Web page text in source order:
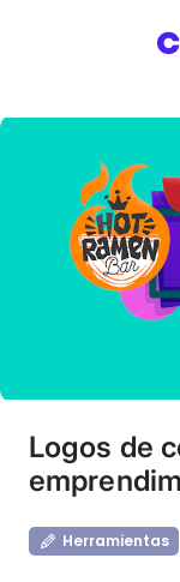
Logos de
Herramientas